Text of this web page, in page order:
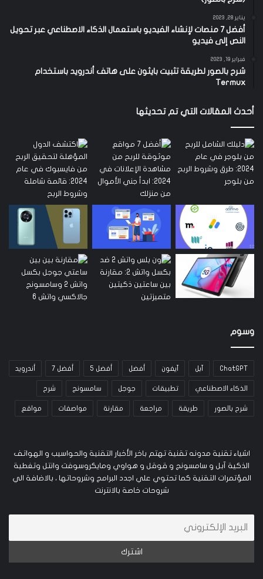
يناير 28, 2023
أفضل 7 منصات لإنشاء الفيديو باستعمال الذكاء الاصطناعي عبر تحويل
النص إلى فيديو
فبراير 19, 2023
شرح بالصور لطريقة تثبيت بايثون على هاتف أندرويد باستخدام
Termux
أحدث المقالات التي تم تحديثها
وسوم
ChatGPT آبل آيفون أفضل أفضل 5 أفضل 7 أندرويد
الذكاء الاصطناعي تطبيقات جوجل سامسونج شرح
شرح بالصور طريقة مراجعة مقارنة مواصفات مواقع
اشياء تقنية مدونه تقنية تهتم باخر الأخبار التقنية والحواسيب و الهواتف
الذكية آبل و سامسونج و قوقل و هواوي ومايكروسوفت وانتل وتغطية
المؤتمرات التقنية كما تحتوي علي اجدد البرامج وشروحاتها ، بالاضافة الي
شروحات خاصة بالانترنت